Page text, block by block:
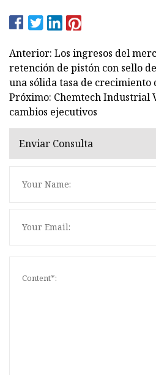
Anterior: Los ingresos del
retención de pistón con sello
una sólida tasa de crecimiento
Próximo: Chemtech Industrial
cambios ejecutivos
Enviar Consulta